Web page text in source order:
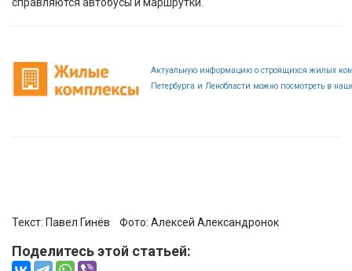
Актуальную информацию о строящихся жилых
Петербурга и Ленобласти можно посмотреть в
Текст: Павел Гинёв Фото: Алексей Александронок
Поделитесь этой статьей: